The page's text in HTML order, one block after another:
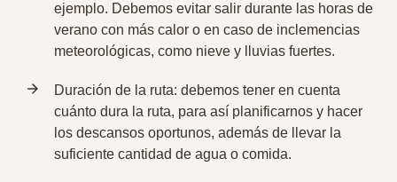
ejemplo. Debemos evitar salir durante las horas de
verano con más calor o en caso de inclemencias
meteorológicas, como nieve y lluvias fuertes.
Duración de la ruta: debemos tener en cuenta
cuánto dura la ruta, para así planificarnos y hacer
los descansos oportunos, además de llevar la
suficiente cantidad de agua o comida.